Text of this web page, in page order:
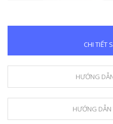
CHI TIẾT
HƯỚNG
HƯỚNG DẪN